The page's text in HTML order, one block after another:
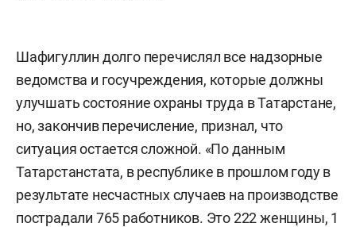
Шафигуллин долго перечислял все надзорные
ведомства и госучреждения, которые должны
улучшать состояние охраны труда в Татарстане,
но, закончив перечисление, признал, что
ситуация остается сложной. «По данным
Татарстанстата, в республике в прошлом году в
результате несчастных случаев на производстве
пострадали 765 работников. Это 222 женщины, 1